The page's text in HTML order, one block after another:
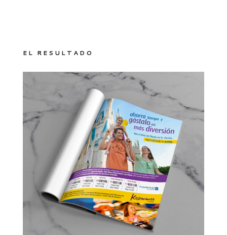
EL RESULTADO